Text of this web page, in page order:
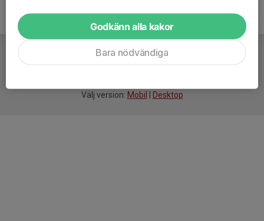
Välj version: Mobil Desktop
Godkänn alla kakor
Bara nödvändiga